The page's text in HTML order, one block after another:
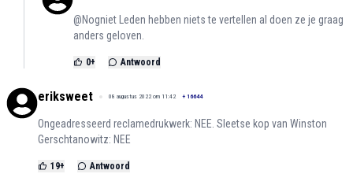
@Nogniet Leden hebben niets te vertellen al doen ze je graag
anders geloven.
0+ Antwoord
eriksweet 08 augustus 2022 om 11:42 + 16644
Ongeadresseerd reclamedrukwerk: NEE. Sleetse kop van Winston
Gerschtanowitz: NEE
19+ Antwoord